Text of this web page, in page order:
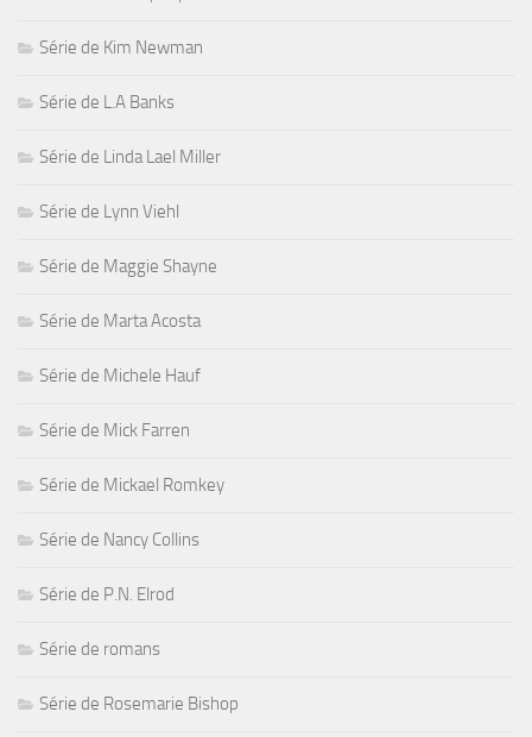
Série de Kim Newman
Série de L.A Banks
Série de Linda Lael Miller
Série de Lynn Viehl
Série de Maggie Shayne
Série de Marta Acosta
Série de Michele Hauf
Série de Mick Farren
Série de Mickael Romkey
Série de Nancy Collins
Série de P.N. Elrod
Série de romans
Série de Rosemarie Bishop